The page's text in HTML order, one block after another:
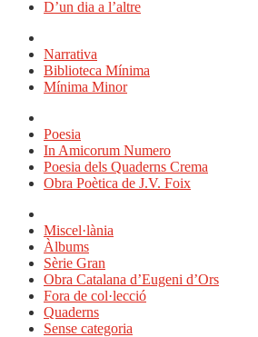
D’un dia a l’altre
Narrativa
Biblioteca Mínima
Mínima Minor
Poesia
In Amicorum Numero
Poesia dels Quaderns Crema
Obra Poètica de J.V. Foix
Miscel·lània
Àlbums
Sèrie Gran
Obra Catalana d’Eugeni d’Ors
Fora de col·lecció
Quaderns
Sense categoria